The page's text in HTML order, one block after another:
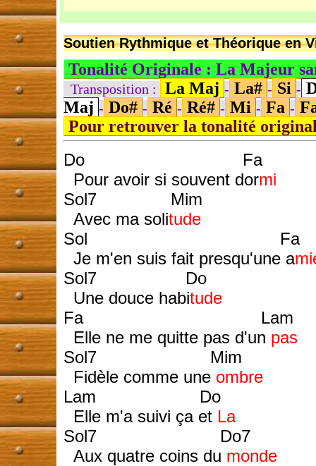
Soutien Rythmique et Théorique en
Tonalité Originale : La Majeur
Transposition : La Maj - La# - Si -
Maj - Do# - Ré - Ré# - Mi - Fa -
Pour retrouver la tonalité
Do Fa
Pour avoir si souvent dormi
Sol7 Mim
Avec ma solitude
Sol Fa
Je m'en suis fait presqu'une a
Sol7 Do
Une douce habitude
Fa Lam
Elle ne me quitte pas d'un pas
Sol7 Mim
Fidèle comme une ombre
Lam Do
Elle m'a suivi ça et La
Sol7 Do7
Aux quatre coins du monde